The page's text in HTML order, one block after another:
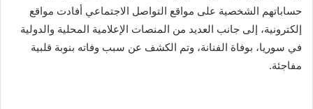
حساباتهم الشخصية على مواقع التواصل الاجتماعي أفادت مواقع
إلكترونية، إلى جانب العديد من المنصات الإعلامية المحلية والدولية
في سوريا، بوفاة الفنانة، وتم الكشف عن سبب وفاته بنوبة قلبية
مفاجئة.